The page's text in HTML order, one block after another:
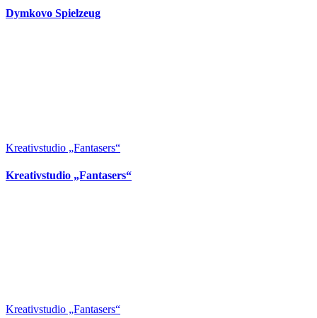
Dymkovo Spielzeug
Kreativstudio „Fantasers“
Kreativstudio „Fantasers“
Kreativstudio „Fantasers“